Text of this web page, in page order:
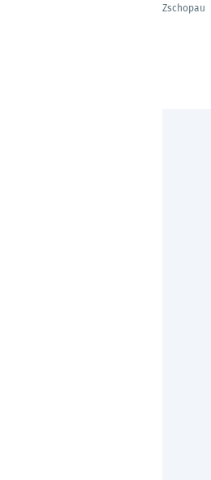
Zschopau